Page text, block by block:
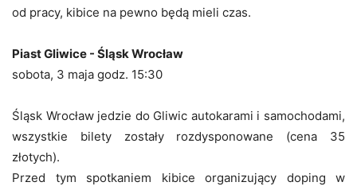
od pracy, kibice na pewno będą mieli czas.
Piast Gliwice - Śląsk Wrocław
sobota, 3 maja godz. 15:30
Śląsk Wrocław jedzie do Gliwic autokarami i samochodami,
wszystkie bilety zostały rozdysponowane (cena 35
złotych).
Przed tym spotkaniem kibice organizujący doping w